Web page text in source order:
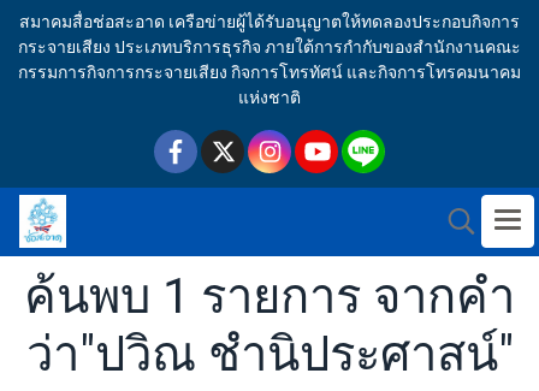
สมาคมสื่อช่อสะอาด เครือข่ายผู้ได้รับอนุญาตให้ทดลองประกอบกิจการ
กระจายเสียง ประเภทบริการธุรกิจ ภายใต้การกำกับของสำนักงานคณะ
กรรมการกิจการกระจายเสียง กิจการโทรทัศน์ และกิจการโทรคมนาคม
แห่งชาติ
ค้นพบ 1 รายการ จากคำ
ว่า"ปวิณ ชํานิประศาสน์"